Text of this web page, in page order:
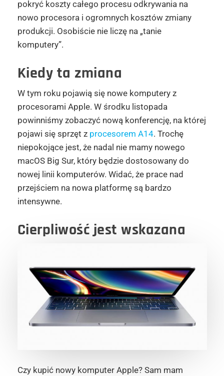
pokryć koszty całego procesu odkrywania na
nowo procesora i ogromnych kosztów zmiany
produkcji. Osobiście nie liczę na „tanie
komputery”.
Kiedy ta zmiana
W tym roku pojawią się nowe komputery z
procesorami Apple. W środku listopada
powinniśmy zobaczyć nową konferencję, na której
pojawi się sprzęt zprocesorem A14. Trochę
niepokojące jest, że nadal nie mamy nowego
macOS Big Sur, który będzie dostosowany do
nowej linii komputerów. Widać, że prace nad
przejściem na nowa platformę są bardzo
intensywne.
Cierpliwość jest wskazana
Czy kupić nowy komputer Apple? Sam mam